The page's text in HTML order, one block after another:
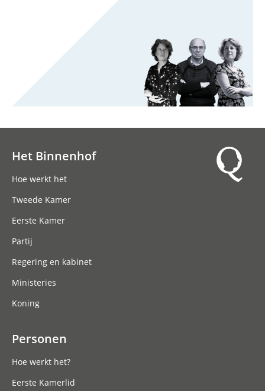
Het Binnenhof
Hoe werkt het
Tweede Kamer
Eerste Kamer
Partij
Regering en kabinet
Ministeries
Koning
Personen
Hoe werkt het?
Eerste Kamerlid